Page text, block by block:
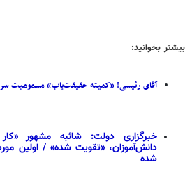
بیشتر بخوانید:
آقای رئیسی! «کمیته حقیقت‌یاب» مسمومیت
خبرگزاری دولت: شائبه مشهور
شده